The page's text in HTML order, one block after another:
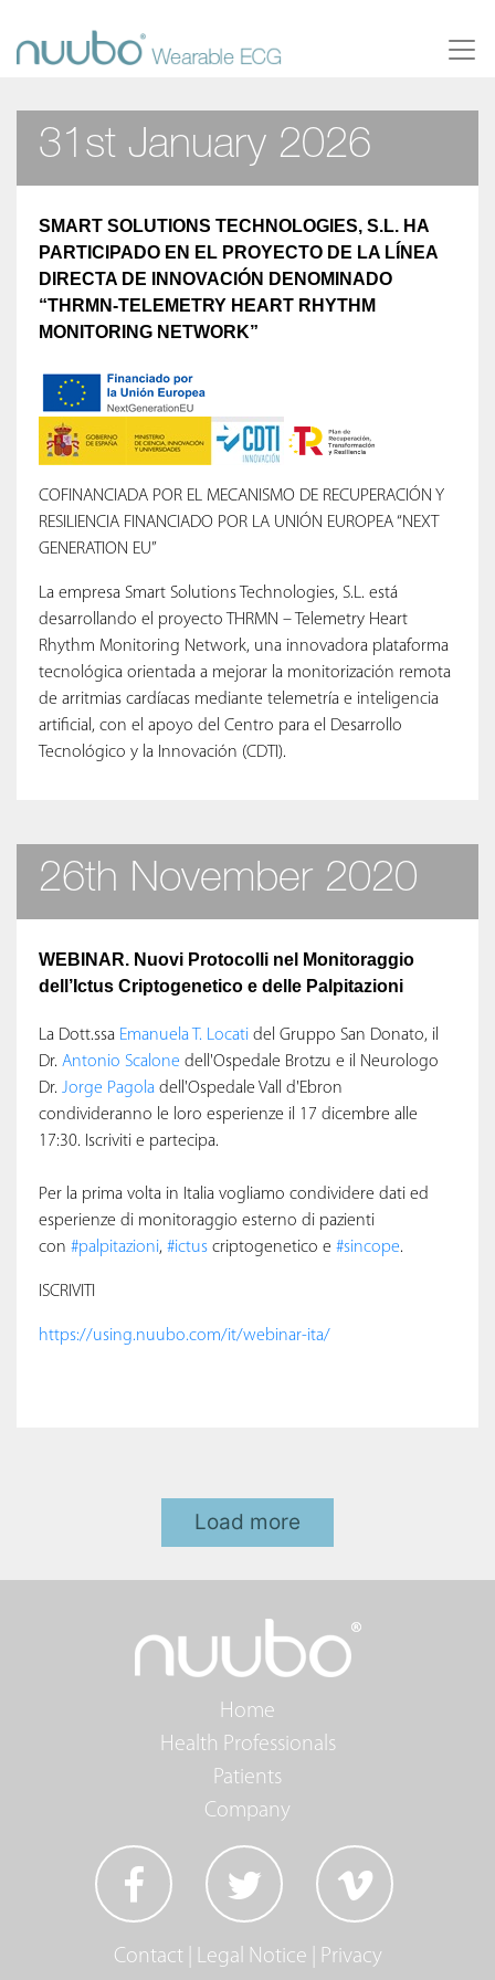
31st January 2026
SMART SOLUTIONS TECHNOLOGIES, S.L. HA
PARTICIPADO EN EL PROYECTO DE LA LÍNEA
DIRECTA DE INNOVACIÓN DENOMINADO
“THRMN-TELEMETRY HEART RHYTHM
MONITORING NETWORK”
COFINANCIADA POR EL MECANISMO DE RECUPERACIÓN Y
RESILIENCIA FINANCIADO POR LA UNIÓN EUROPEA “NEXT
GENERATION EU”
La empresa Smart Solutions Technologies, S.L. está
desarrollando el proyecto THRMN – Telemetry Heart
Rhythm Monitoring Network, una innovadora plataforma
tecnológica orientada a mejorar la monitorización remota
de arritmias cardíacas mediante telemetría e inteligencia
artificial, con el apoyo del Centro para el Desarrollo
Tecnológico y la Innovación (CDTI).
26th November 2020
WEBINAR. Nuovi Protocolli nel Monitoraggio
dell’Ictus Criptogenetico e delle Palpitazioni
La Dott.ssa Emanuela T. Locati del Gruppo San Donato, il
Dr. Antonio Scalone dell'Ospedale Brotzu e il Neurologo
Dr. Jorge Pagola dell'Ospedale Vall d'Ebron
condivideranno le loro esperienze il 17 dicembre alle
17:30. Iscriviti e partecipa.
Per la prima volta in Italia vogliamo condividere dati ed
esperienze di monitoraggio esterno di pazienti
con #palpitazioni, #ictus criptogenetico e #sincope.
ISCRIVITI
https://using.nuubo.com/it/webinar-ita/
Load more
Home
Health Professionals
Patients
Company
Contact| Legal Notice Privacy